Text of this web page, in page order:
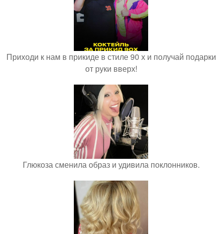
Приходи к нам в прикиде в стиле 90 х и получай подарки
от руки вверх!
Глюкоза сменила образ и удивила поклонников.